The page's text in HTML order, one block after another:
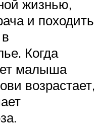
жизнью,
и походить
Когда
малыша
возрастает,